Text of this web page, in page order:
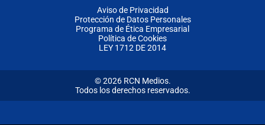
Aviso de Privacidad
Protección de Datos Personales
Programa de Ética Empresarial
Política de Cookies
LEY 1712 DE 2014
© 2026 RCN Medios.
Todos los derechos reservados.